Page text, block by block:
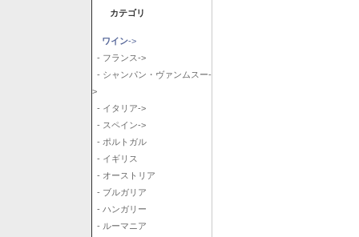
カテゴリ
ワイン->
- フランス->
- シャンパン・ヴァンムスー-
>
- イタリア->
- スペイン->
- ポルトガル
- イギリス
- オーストリア
- ブルガリア
- ハンガリー
- ルーマニア